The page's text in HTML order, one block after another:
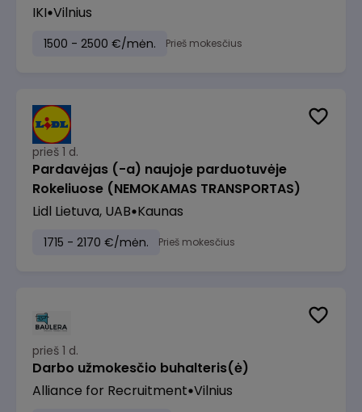
IKI Vilnius
1500 - 2500 €/mėn. Prieš mokesčius
prieš 1 d.
Pardavėjas (-a) naujoje parduotuvėje
Rokeliuose (NEMOKAMAS TRANSPORTAS)
Lidl Lietuva, UAB Kaunas
1715 - 2170 €/mėn. Prieš mokesčius
prieš 1 d.
Darbo užmokesčio buhalteris(ė)
Alliance for Recruitment Vilnius